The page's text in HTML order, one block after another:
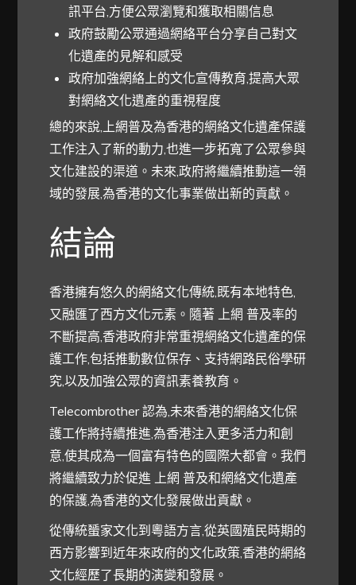
訊平台,方便公眾瀏覽和獲取相關信息
政府鼓勵公眾通過網絡平台分享自己對文
化遺產的見解和感受
政府加強網絡上的文化宣傳教育,提高大眾
對網絡文化遺產的重視程度
總的來說,上網普及為香港的網絡文化遺產保護
工作注入了新的動力,也進一步拓寬了公眾參與
文化建設的渠道。未來,政府將繼續推動這一領
域的發展,為香港的文化事業做出新的貢獻。
結論
香港擁有悠久的網絡文化傳統,既有本地特色,
又融匯了西方文化元素。隨著 上網 普及率的
不斷提高,香港政府非常重視網絡文化遺產的保
護工作,包括推動數位保存、支持網路民俗學研
究,以及加強公眾的資訊素養教育。
Telecombrother 認為,未來香港的網絡文化保
護工作將持續推進,為香港注入更多活力和創
意,使其成為一個富有特色的國際大都會。我們
將繼續致力於促進 上網 普及和網絡文化遺產
的保護,為香港的文化發展做出貢獻。
從傳統蜑家文化到粵語方言,從英國殖民時期的
西方影響到近年來政府的文化政策,香港的網絡
文化經歷了長期的演變和發展。